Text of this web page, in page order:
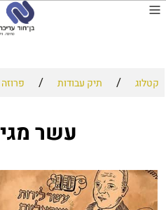
קטלוג / תיק עבודות / פרוזה
עשר